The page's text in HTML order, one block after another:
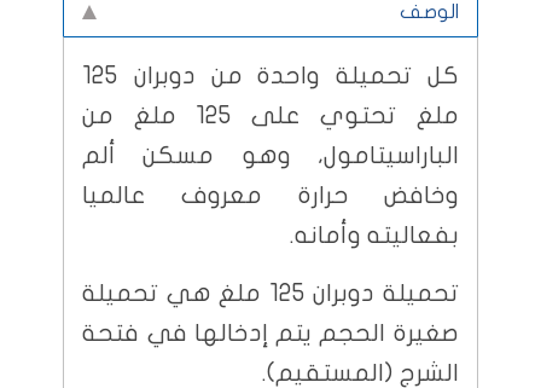
الوصف
كل تحميلة واحدة من دوبران 125
ملغ تحتوي على 125 ملغ من
الباراسيتامول، وهو مسكن ألم
وخافض حرارة معروف عالميا
بفعاليته وأمانه.
تحميلة دوبران 125 ملغ هي تحميلة
صغيرة الحجم يتم إدخالها في فتحة
الشرج (المستقيم).